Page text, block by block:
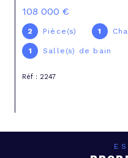
108 000 €
2 Pièce(s) 1
1 Salle(s) de bain
Réf : 2247